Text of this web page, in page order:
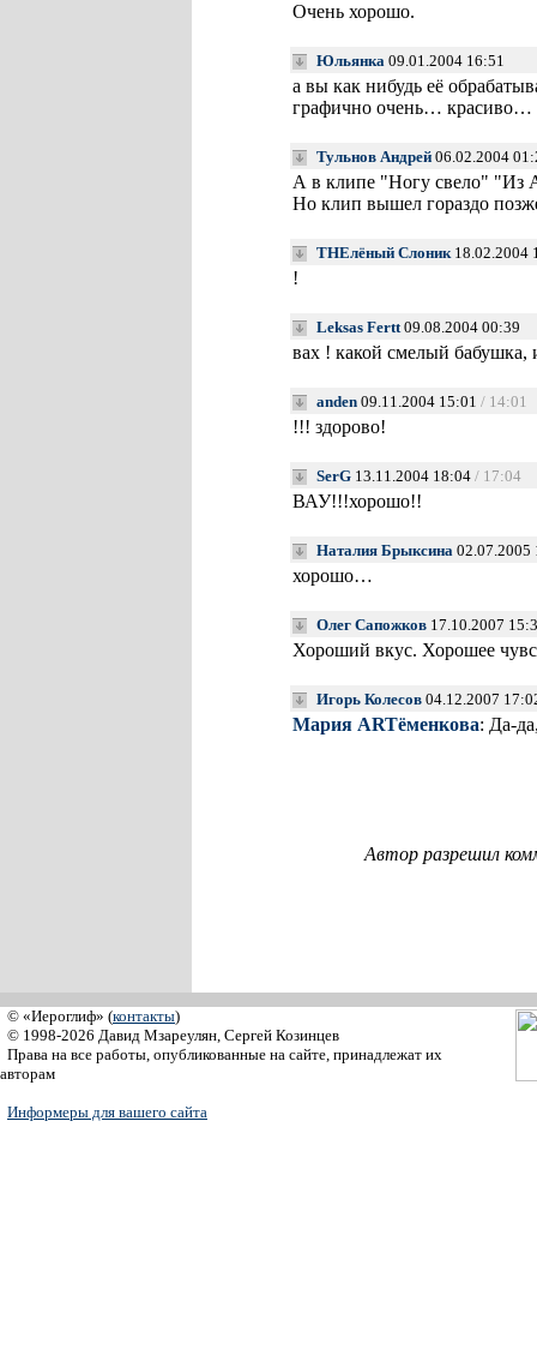
Очень хорошо.
Юльянка 09.01.2004 16:51
а вы как нибудь её
графично очень… красиво…
Тульнов Андрей 06.02.2004
А в клипе "Ногу свело" "Из
Но клип вышел гораздо
THEлёный Слоник18.02.2004
!
Leksas Fertt09.08.2004 00:39
вах ! какой смелый бабушка,
anden 09.11.2004 15:01 / 14:01
!!! здорово!
SerG 13.11.2004 18:04 / 17:04
ВАУ!!!хорошо!!
Наталия Брыксина 02.07.2005
хорошо…
Олег Сапожков 17.10.2007
Хороший вкус. Хорошее
Игорь Колесов 04.12.2007
Мария ARTёменкова: Да-
Автор разрешил
© «Иероглиф» (контакты)
© 1998-2026 Давид Мзареулян, Сергей Козинцев
Права на все работы, опубликованные на сайте, принадлежат их
авторам
Информеры для вашего сайта